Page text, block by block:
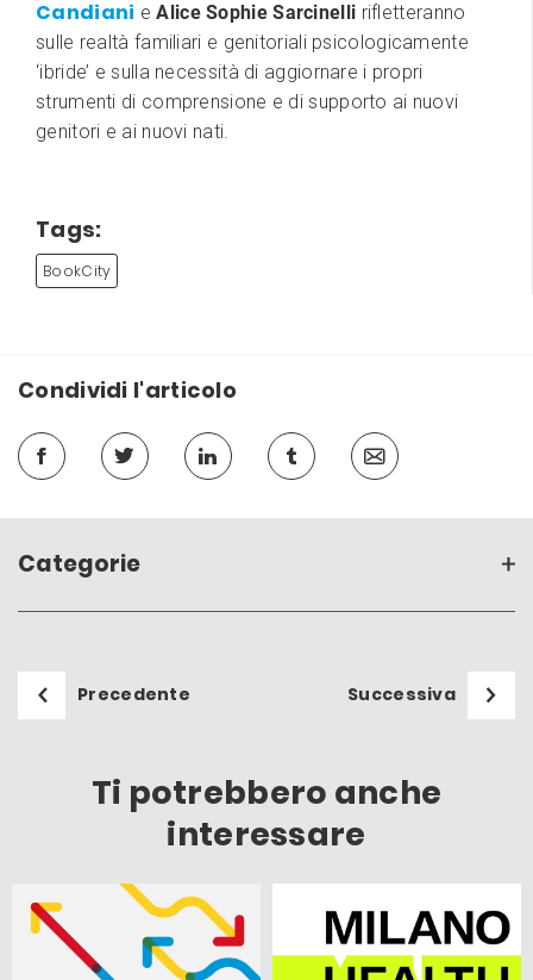
Candiani eAlice Sophie Sarcinelli rifletteranno
sulle realtà familiari e genitoriali psicologicamente
‘ibride’ e sulla necessità di aggiornare i propri
strumenti di comprensione e di supporto ai nuovi
genitori e ai nuovi nati.
Tags:
BookCity
Condividi l'articolo
Categorie
Precedente Successiva
Ti potrebbero anche
interessare